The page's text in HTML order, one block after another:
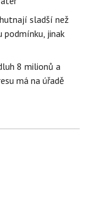
sladší než
podmínku, jinak
8 milionů a
má na úřadě